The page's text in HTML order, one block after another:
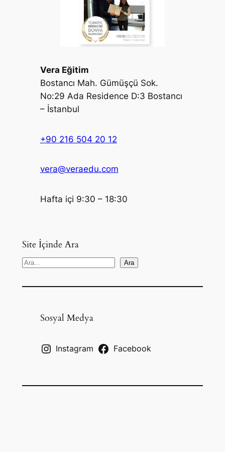
Vera Eğitim
Bostancı Mah. Gümüşçü Sok.
No:29 Ada Residence D:3 Bostancı
– İstanbul
+90 216 504 20 12
vera@veraedu.com
Hafta içi 9:30 – 18:30
Site İçinde Ara
S
a
Ara
Sosyal Medya
Instagram Facebook